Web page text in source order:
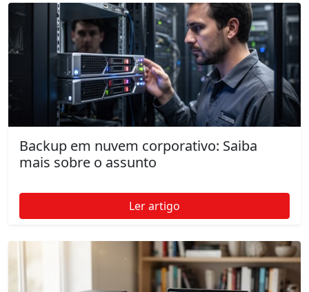
Backup em nuvem corporativo: Saiba
mais sobre o assunto
Ler artigo